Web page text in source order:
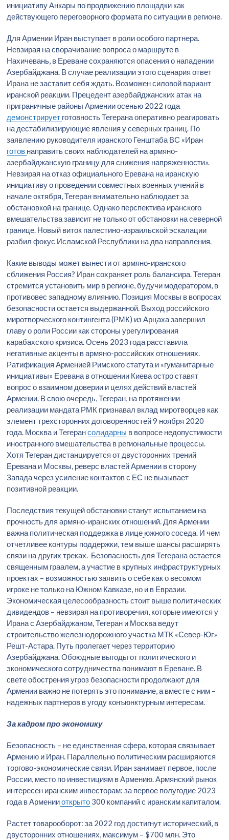
инициативу Анкары по продвижению площадки как
действующего переговорного формата по ситуации в регионе.
Для Армении Иран выступает в роли особого партнера.
Невзирая на сворачивание вопроса о маршруте в
Нахичевань, в Ереване сохраняются опасения о нападении
Азербайджана. В случае реализации этого сценария ответ
Ирана не заставит себя ждать. Возможен силовой вариант
иранской реакции. Прецедент азербайджанских атак на
приграничные районы Армении осенью 2022 года
демонстрирует готовность Тегерана оперативно реагировать
на дестабилизирующие явления у северных границ. По
заявлению руководителя иранского Генштаба ВС «Иран
готов направить своих наблюдателей на армяно-
азербайджанскую границу для снижения напряженности».
Невзирая на отказ официального Еревана на иранскую
инициативу о проведении совместных военных учений в
начале октября, Тегеран внимательно наблюдает за
обстановкой на границе. Однако перспектива иранского
вмешательства зависит не только от обстановки на северной
границе. Новый виток палестино-израильской эскалации
разбил фокус Исламской Республики на два направления.
Какие выводы может вынести от армяно-иранского
сближения Россия? Иран сохраняет роль балансира. Тегеран
стремится установить мир в регионе, будучи модератором, в
противовес западному влиянию. Позиция Москвы в вопросах
безопасности остается выдержанной. Выход российского
миротворческого контингента (РМК) из Арцаха завершил
главу о роли России как стороны урегулирования
карабахского кризиса. Осень 2023 года расставила
негативные акценты в армяно-российских отношениях.
Ратификация Арменией Римского статута и «гуманитарные
инициативы» Еревана в отношении Киева остро ставят
вопрос о взаимном доверии и целях действий властей
Армении. В свою очередь, Тегеран, на протяжении
реализации мандата РМК признавал вклад миротворцев как
элемент трехсторонних договоренностей 9 ноября 2020
года. Москва и Тегерансолидарны в вопросе недопустимости
иностранного вмешательства в региональные процессы.
Хотя Тегеран дистанцируется от двусторонних трений
Еревана и Москвы, реверс властей Армении в сторону
Запада через усиление контактов с ЕС не вызывает
позитивной реакции.
Последствия текущей обстановки станут испытанием на
прочность для армяно-иранских отношений. Для Армении
важна политическая поддержка в лице южного соседа. И чем
отчетливее контуры поддержки, тем выше шансы расширять
связи на других треках. Безопасность для Тегерана остается
священным граалем, а участие в крупных инфраструктурных
проектах – возможностью заявить о себе как о весомом
игроке не только на Южном Кавказе, но и в Евразии.
Экономическая целесообразность стоит выше политических
дивидендов – невзирая на противоречия, которые имеются у
Ирана с Азербайджаном, Тегеран и Москва ведут
строительство железнодорожного участка МТК «Север-Юг»
Решт-Астара. Путь пролегает через территорию
Азербайджана. Обоюдные выгоды от политического и
экономического сотрудничества понимают в Ереване. В
свете обострения угроз безопасности продолжают для
Армении важно не потерять это понимание, а вместе с ним –
надежных партнеров в угоду конъюнктурным интересам.
За кадром про экономику
Безопасность – не единственная сфера, которая связывает
Армению и Иран. Параллельно политическим расширяются
торгово-экономические связи. Иран занимает первое, после
России, место по инвестициям в Армению. Армянский рынок
интересен иранским инвесторам: за первое полугодие 2023
года в Арменииоткрыто 300 компаний с иранским капиталом.
Растет товарооборот: за 2022 год достигнут исторический, в
двусторонних отношениях, максимум – $700 млн. Это